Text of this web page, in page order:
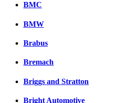
BMC
BMW
Brabus
Bremach
Briggs and Stratton
Bright Automotive